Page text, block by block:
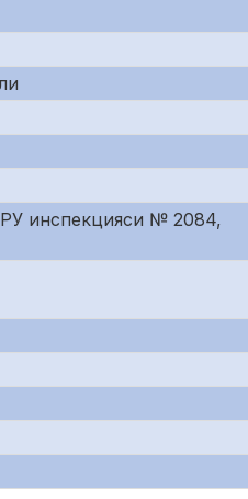
инспекцияси № 2084,